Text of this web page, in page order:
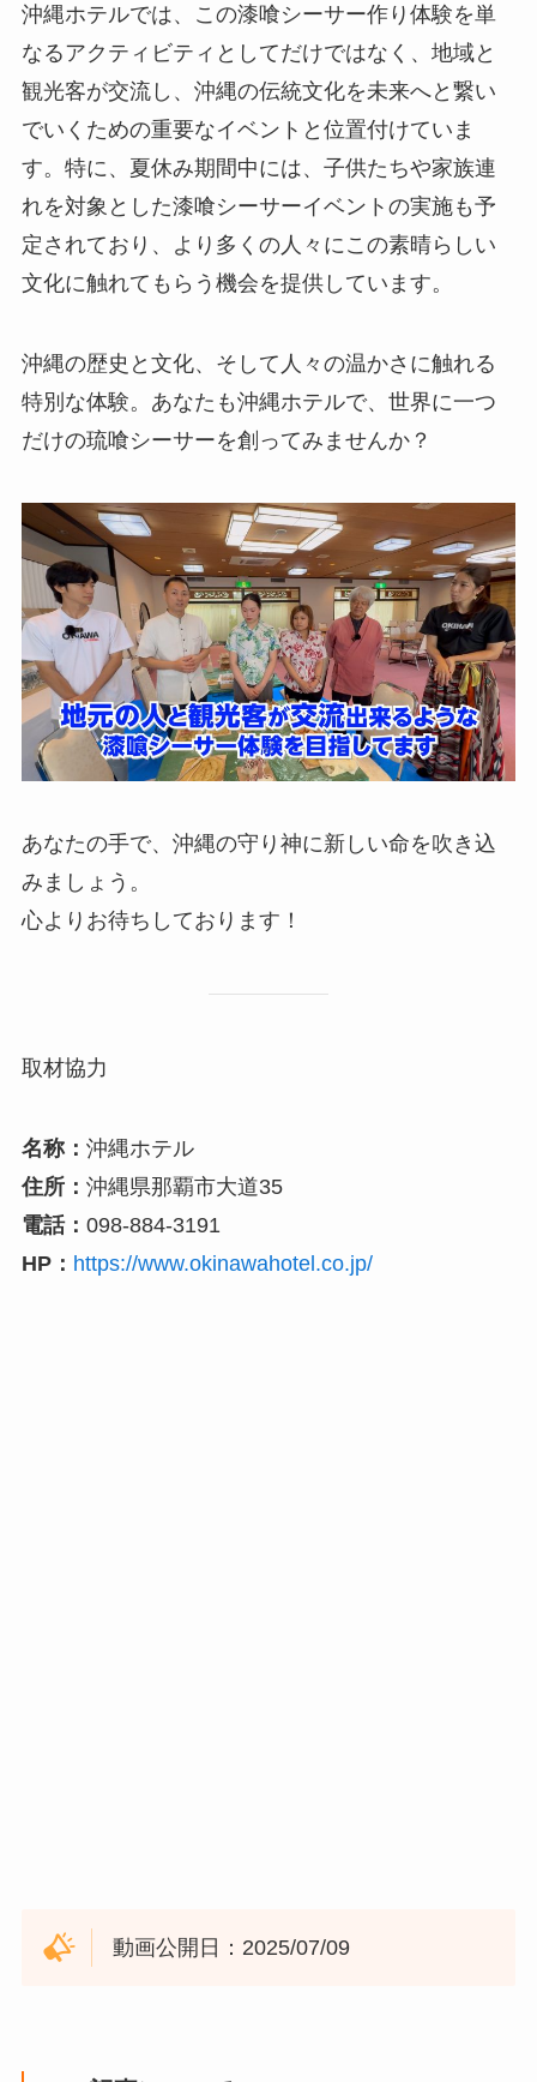
沖縄ホテルでは、この漆喰シーサー作り体験を単
なるアクティビティとしてだけではなく、地域と
観光客が交流し、沖縄の伝統文化を未来へと繋い
でいくための重要なイベントと位置付けていま
す。特に、夏休み期間中には、子供たちや家族連
れを対象とした漆喰シーサーイベントの実施も予
定されており、より多くの人々にこの素晴らしい
文化に触れてもらう機会を提供しています。
沖縄の歴史と文化、そして人々の温かさに触れる
特別な体験。あなたも沖縄ホテルで、世界に一つ
だけの琉喰シーサーを創ってみませんか？
あなたの手で、沖縄の守り神に新しい命を吹き込
みましょう。
心よりお待ちしております！
取材協力
名称： 沖縄ホテル
住所： 沖縄県那覇市大道35
電話： 098-884-3191
HP： https://www.okinawahotel.co.jp/
動画公開日：2025/07/09